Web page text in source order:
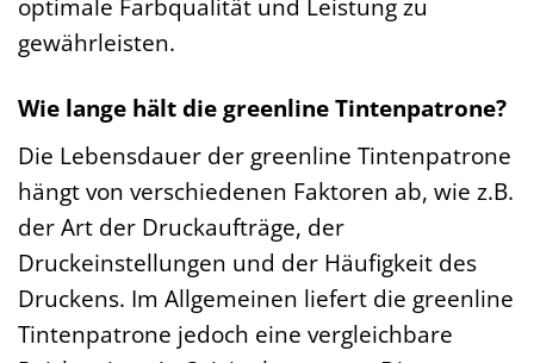
optimale Farbqualität und Leistung zu
gewährleisten.
Wie lange hält die greenline Tintenpatrone?
Die Lebensdauer der greenline Tintenpatrone
hängt von verschiedenen Faktoren ab, wie z.B.
der Art der Druckaufträge, der
Druckeinstellungen und der Häufigkeit des
Druckens. Im Allgemeinen liefert die greenline
Tintenpatrone jedoch eine vergleichbare